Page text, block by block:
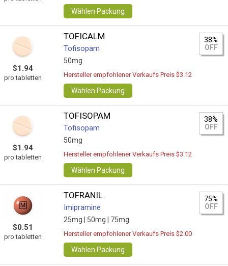
Wählen Packung
$1.94
pro tabletten
TOFICALM
Tofisopam
50mg
38%
OFF
Hersteller empfohlener Verkaufs Preis $3.12
Wählen Packung
$1.94
pro tabletten
TOFISOPAM
Tofisopam
50mg
38%
OFF
Hersteller empfohlener Verkaufs Preis $3.12
Wählen Packung
$0.51
pro tabletten
TOFRANIL
Imipramine
25mg | 50mg | 75mg
75%
OFF
Hersteller empfohlener Verkaufs Preis $2.00
Wählen Packung